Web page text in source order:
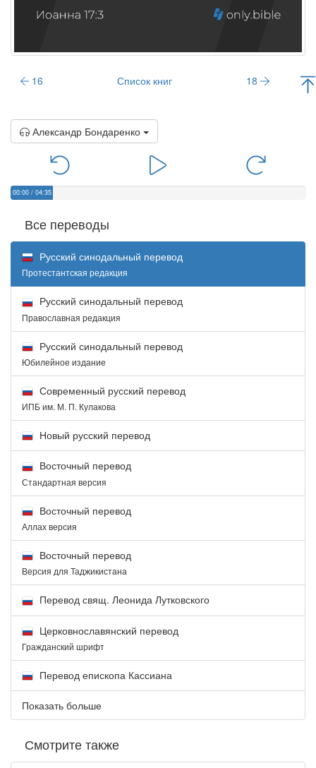
16 Список книг 18
Александр Бондаренко
00:00 / 04:35
Все переводы
Русский синодальный перевод
Протестантская редакция
Русский синодальный перевод
Православная редакция
Русский синодальный перевод
Юбилейное издание
Современный русский перевод
ИПБ им. М. П. Кулакова
Новый русский перевод
Восточный перевод
Стандартная версия
Восточный перевод
Аллах версия
Восточный перевод
Версия для Таджикистана
Перевод свящ. Леонида Лутковского
Церковнославянский перевод
Гражданский шрифт
Перевод епископа Кассиана
Показать больше
Смотрите также